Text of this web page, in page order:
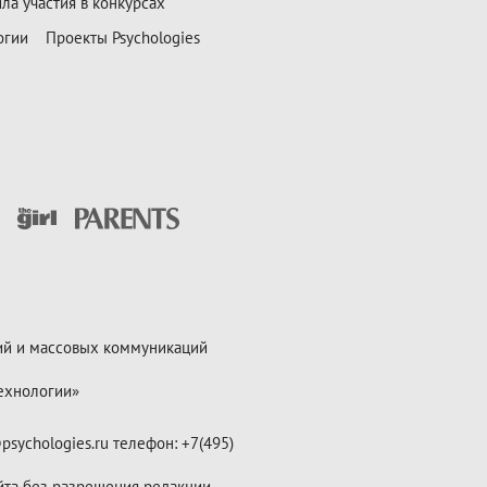
Проекты Psychologies
и массовых коммуникаций
телефон: +7(495)